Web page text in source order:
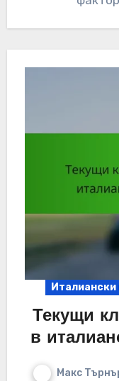
Италиански
Текущи
в
Макс